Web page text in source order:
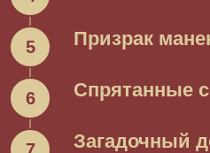
Призрак
Спрятанные
Загадочный